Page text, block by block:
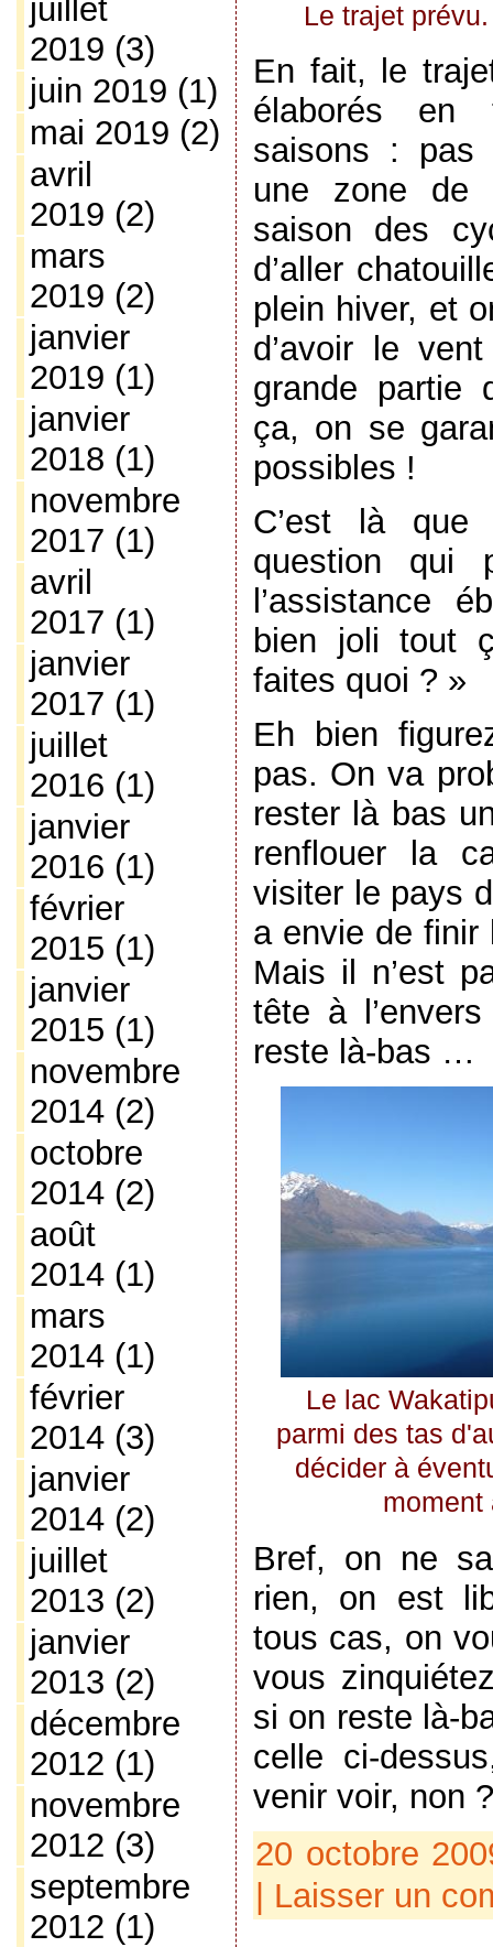
juillet
2019 (3)
juin 2019 (1)
mai 2019 (2)
avril
2019 (2)
mars
2019 (2)
janvier
2019 (1)
janvier
2018 (1)
novembre
2017 (1)
avril
2017 (1)
janvier
2017 (1)
juillet
2016 (1)
janvier
2016 (1)
février
2015 (1)
janvier
2015 (1)
novembre
2014(2)
octobre
2014(2)
août
2014(1)
mars
2014(1)
février
2014(3)
janvier
2014(2)
juillet
2013 (2)
janvier
2013 (2)
décembre
2012 (1)
novembre
2012 (3)
septembre
2012 (1)
Le trajet
En fait, le
élaborés en
saisons : pas
une zone de
saison des
d’aller
plein hiver, et
d’avoir le
grande partie
ça, on se
possibles !
C’est là que
question qui
l’assistance
bien joli tout
faites quoi ? »
Eh bien
pas. On va
rester là bas
renflouer la
visiter le pays
a envie de finir
Mais il n’est
tête à
reste là-bas …
Le lac
parmi des tas
décider à
moment
Bref, on ne
rien, on est
tous cas, on
vous
si on reste là-
celle ci-
venir voir, non ?
20 octobre
Laisser un